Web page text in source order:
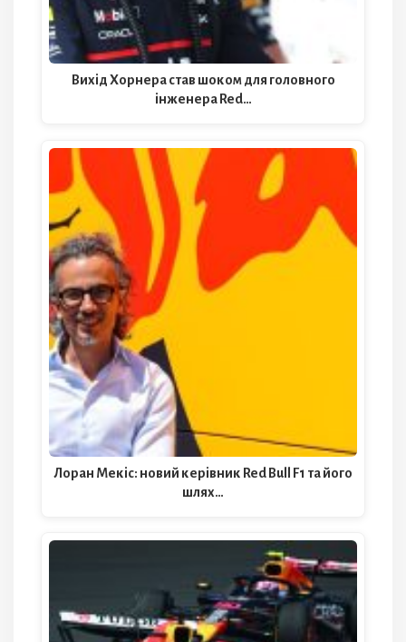
Вихід Хорнера став шоком для головного
інженера Red…
Лоран Мекіс: новий керівник Red Bull F1 та його
шлях…